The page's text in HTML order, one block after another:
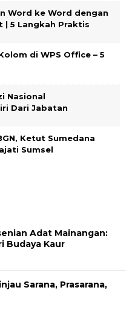
Word ke Word dengan
| 5 Langkah Praktis
di WPS Office – 5
Nasional
Dari Jabatan
Ketut Sumedana
Sumsel
Adat Mainangan:
Budaya Kaur
Sarana, Prasarana,